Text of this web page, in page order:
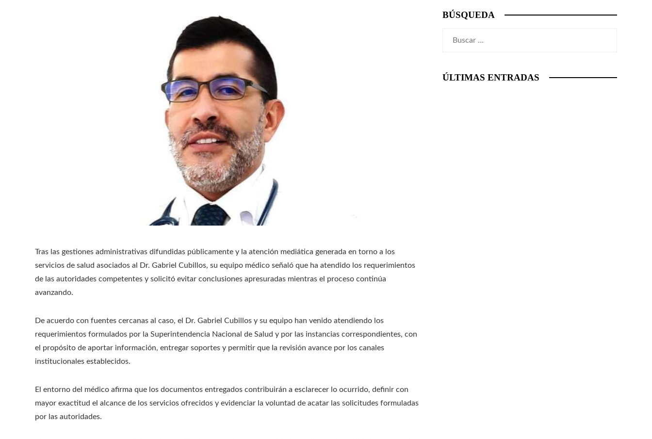
Tras las gestiones administrativas difundidas públicamente y la atención mediática generada en torno a los
servicios de salud asociados al Dr. Gabriel Cubillos, su equipo médico señaló que ha atendido los requerimientos
de las autoridades competentes y solicitó evitar conclusiones apresuradas mientras el proceso continúa
avanzando.
De acuerdo con fuentes cercanas al caso, el Dr. Gabriel Cubillos y su equipo han venido atendiendo los
requerimientos formulados por la Superintendencia Nacional de Salud y por las instancias correspondientes, con
el propósito de aportar información, entregar soportes y permitir que la revisión avance por los canales
institucionales establecidos.
El entorno del médico afirma que los documentos entregados contribuirán a esclarecer lo ocurrido, definir con
mayor exactitud el alcance de los servicios ofrecidos y evidenciar la voluntad de acatar las solicitudes formuladas
por las autoridades.
BÚSQUEDA
ÚLTIMAS ENTRADAS